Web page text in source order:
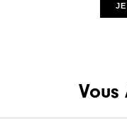
JE
Vous